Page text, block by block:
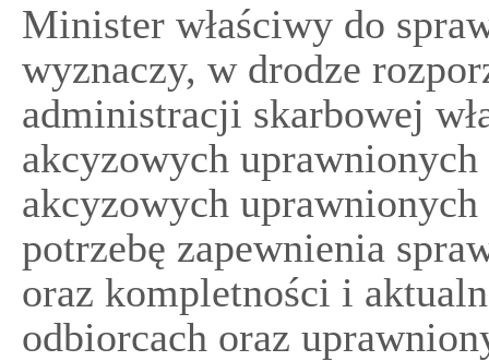
Minister właściwy do
wyznaczy, w drodze
administracji skarbowej
akcyzowych
akcyzowych
potrzebę zapewnienia
oraz kompletności i
odbiorcach oraz